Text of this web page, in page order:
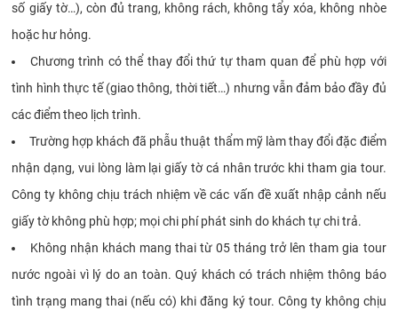
số giấy tờ…), còn đủ trang, không rách, không tẩy xóa, không nhòe
hoặc hư hỏng.
Chương trình có thể thay đổi thứ tự tham quan để phù hợp với
tình hình thực tế (giao thông, thời tiết…) nhưng vẫn đảm bảo đầy đủ
các điểm theo lịch trình.
Trường hợp khách đã phẫu thuật thẩm mỹ làm thay đổi đặc điểm
nhận dạng, vui lòng làm lại giấy tờ cá nhân trước khi tham gia tour.
Công ty không chịu trách nhiệm về các vấn đề xuất nhập cảnh nếu
giấy tờ không phù hợp; mọi chi phí phát sinh do khách tự chi trả.
Không nhận khách mang thai từ 05 tháng trở lên tham gia tour
nước ngoài vì lý do an toàn. Quý khách có trách nhiệm thông báo
tình trạng mang thai (nếu có) khi đăng ký tour. Công ty không chịu